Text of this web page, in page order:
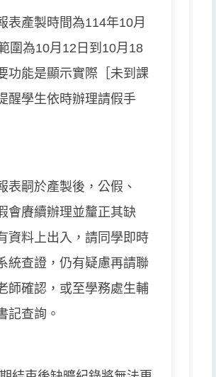
表產製時間為114年10月
圍為10月12日到10月18
功能是顯示實際［未到課
醒學生依時辦理請假手
表嗣於產製後，公假、
會賡續辦理並釐正其缺
資料上出入，請同學即時
統查證，仍有疑慮再請聯
師確認，或至學務處生輔
記查詢。